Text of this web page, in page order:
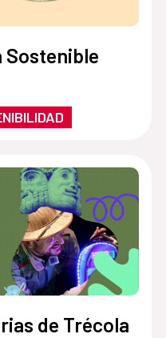
Sostenible
de Trécola